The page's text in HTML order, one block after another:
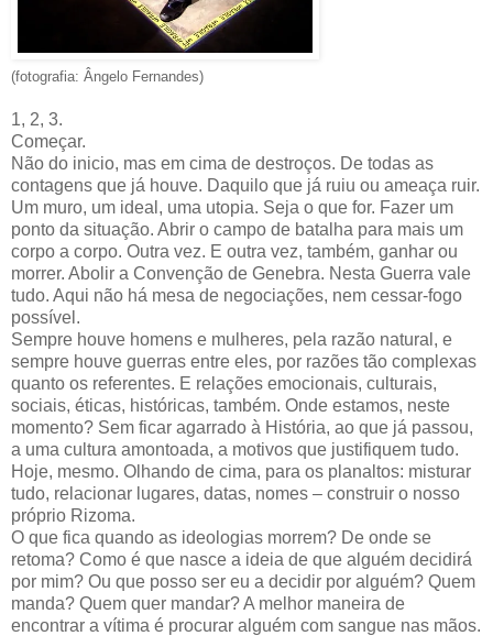
(fotografia: Ângelo Fernandes)
1, 2, 3.
Começar.
Não do inicio, mas em cima de destroços. De todas as
contagens que já houve. Daquilo que já ruiu ou ameaça ruir.
Um muro, um ideal, uma utopia. Seja o que for. Fazer um
ponto da situação. Abrir o campo de batalha para mais um
corpo a corpo. Outra vez. E outra vez, também, ganhar ou
morrer. Abolir a Convenção de Genebra. Nesta Guerra vale
tudo. Aqui não há mesa de negociações, nem cessar-fogo
possível.
Sempre houve homens e mulheres, pela razão natural, e
sempre houve guerras entre eles, por razões tão complexas
quanto os referentes. E relações emocionais, culturais,
sociais, éticas, históricas, também. Onde estamos, neste
momento? Sem ficar agarrado à História, ao que já passou,
a uma cultura amontoada, a motivos que justifiquem tudo.
Hoje, mesmo. Olhando de cima, para os planaltos: misturar
tudo, relacionar lugares, datas, nomes – construir o nosso
próprio Rizoma.
O que fica quando as ideologias morrem? De onde se
retoma? Como é que nasce a ideia de que alguém decidirá
por mim? Ou que posso ser eu a decidir por alguém? Quem
manda? Quem quer mandar? A melhor maneira de
encontrar a vítima é procurar alguém com sangue nas mãos.